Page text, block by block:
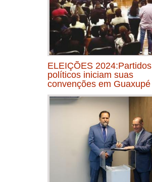
ELEIÇÕES 2024:Partidos
políticos iniciam suas
convenções em Guaxupé